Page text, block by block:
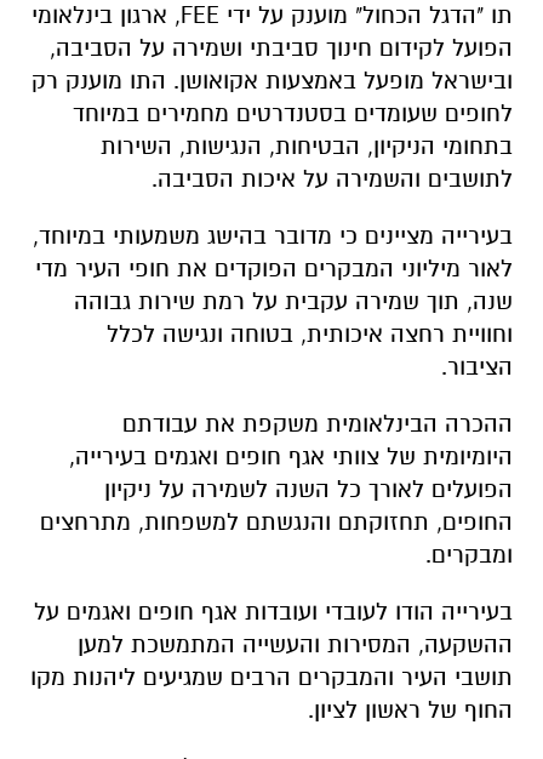
תו "הדגל הכחול" מוענק על ידי FEE, ארגון בינלאומי
הפועל לקידום חינוך סביבתי ושמירה על הסביבה,
ובישראל מופעל באמצעות אקואושן. התו מוענק רק
לחופים שעומדים בסטנדרטים מחמירים במיוחד
בתחומי הניקיון, הבטיחות, הנגישות, השירות
לתושבים והשמירה על איכות הסביבה.
בעירייה מציינים כי מדובר בהישג משמעותי במיוחד,
לאור מיליוני המבקרים הפוקדים את חופי העיר מדי
שנה, תוך שמירה עקבית על רמת שירות גבוהה
וחוויית רחצה איכותית, בטוחה ונגישה לכלל
הציבור.
ההכרה הבינלאומית משקפת את עבודתם
היומיומית של צוותי אגף חופים ואגמים בעירייה,
הפועלים לאורך כל השנה לשמירה על ניקיון
החופים, תחזוקתם והנגשתם למשפחות, מתרחצים
ומבקרים.
בעירייה הודו לעובדי ועובדות אגף חופים ואגמים על
ההשקעה, המסירות והעשייה המתמשכת למען
תושבי העיר והמבקרים הרבים שמגיעים ליהנות מקו
החוף של ראשון לציון.